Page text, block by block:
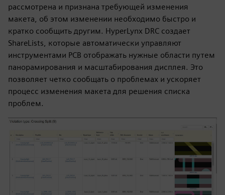
рассмотрена и признана требующей изменения
макета, об этом изменении необходимо быстро и
кратко сообщить другим. HyperLynx DRC создает
ShareLists, которые автоматически управляют
инструментами PCB отображать нужные области путем
панорамирования и масштабирования дисплея. Это
позволяет четко сообщать о проблемах и ускоряет
процесс изменения макета для решения списка
проблем.